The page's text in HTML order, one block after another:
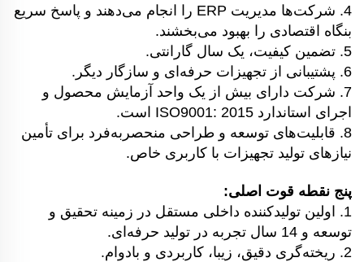
4. شرکت‌ها مدیریت ERP را انجام می‌دهند و پاسخ سریع
بنگاه اقتصادی را بهبود می‌بخشند.
5. تضمین کیفیت، یک سال گارانتی.
6. پشتیبانی از تجهیزات حرفه‌ای و سازگار دیگر.
7. شرکت دارای بیش از یک واحد آزمایش محصول و
اجرای استاندارد ISO9001: 2015 است.
8. قابلیت‌های توسعه و طراحی منحصربه‌فرد برای تأمین
نیازهای تولید تجهیزات با کاربری خاص.
پنج نقطه قوت اصلی:
1. اولین تولیدکننده داخلی مستقل در زمینه تحقیق و
توسعه و 14 سال تجربه در تولید حرفه‌ای.
2. ریخته‌گری دقیق، زیبا، کاربردی و بادوام.